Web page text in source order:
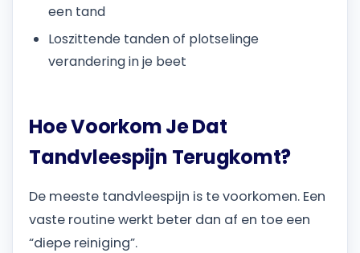
een tand
Loszittende tanden of plotselinge
verandering in je beet
Hoe Voorkom Je Dat
Tandvleespijn Terugkomt?
De meeste tandvleespijn is te voorkomen. Een
vaste routine werkt beter dan af en toe een
“diepe reiniging”.